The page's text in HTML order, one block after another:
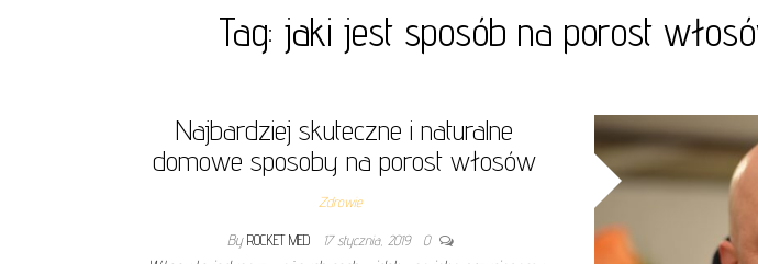
Tag: jaki jest sposób na porost
Najbardziej skuteczne i naturalne
domowe sposoby na porost włosów
Zdrowie
By ROCKET MED 17 stycznia, 2019 0